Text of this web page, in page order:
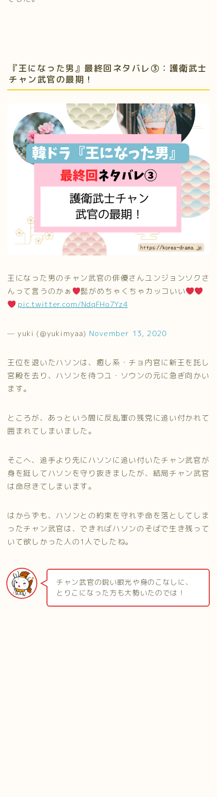
『王になった男』最終回ネタバレ③：護衛武士
チャン武官の最期！
王になった男のチャン武官の俳優さんユンジョンソクさ
んって言うのかぁ
髭がめちゃくちゃカッコいい
pic.twitter.com/NdqFHo7Yz4
— yuki (@yukimyaa) November 13, 2020
王位を退いたハソンは、癒し系・チョ内官に新王を託し
宮殿を去り、ハソンを待つユ・ソウンの元に急ぎ向かい
ます。
ところが、あっという間に反乱軍の残党に追い付かれて
囲まれてしまいました。
そこへ、追手より先にハソンに追い付いたチャン武官が
身を挺してハソンを守り抜きましたが、結局チャン武官
は命尽きてしまいます。
はからずも、ハソンとの約束を守れず命を落としてしま
ったチャン武官は、できればハソンのそばで生き残って
いて欲しかった人の1人でしたね。
チャン武官の鋭い眼光や身のこなしに、
とりこになった方も大勢いたのでは！